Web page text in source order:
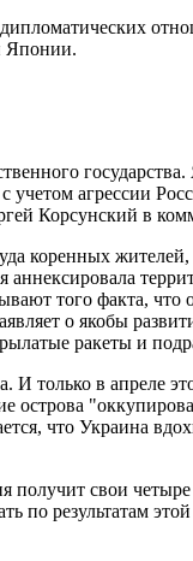
Японии.
государства.
учетом агрессии
Корсунский в
коренных
аннексировала
того факта, что
о якобы
ракеты и
только в апреле
острова
что Украина
получит свои
по результатам